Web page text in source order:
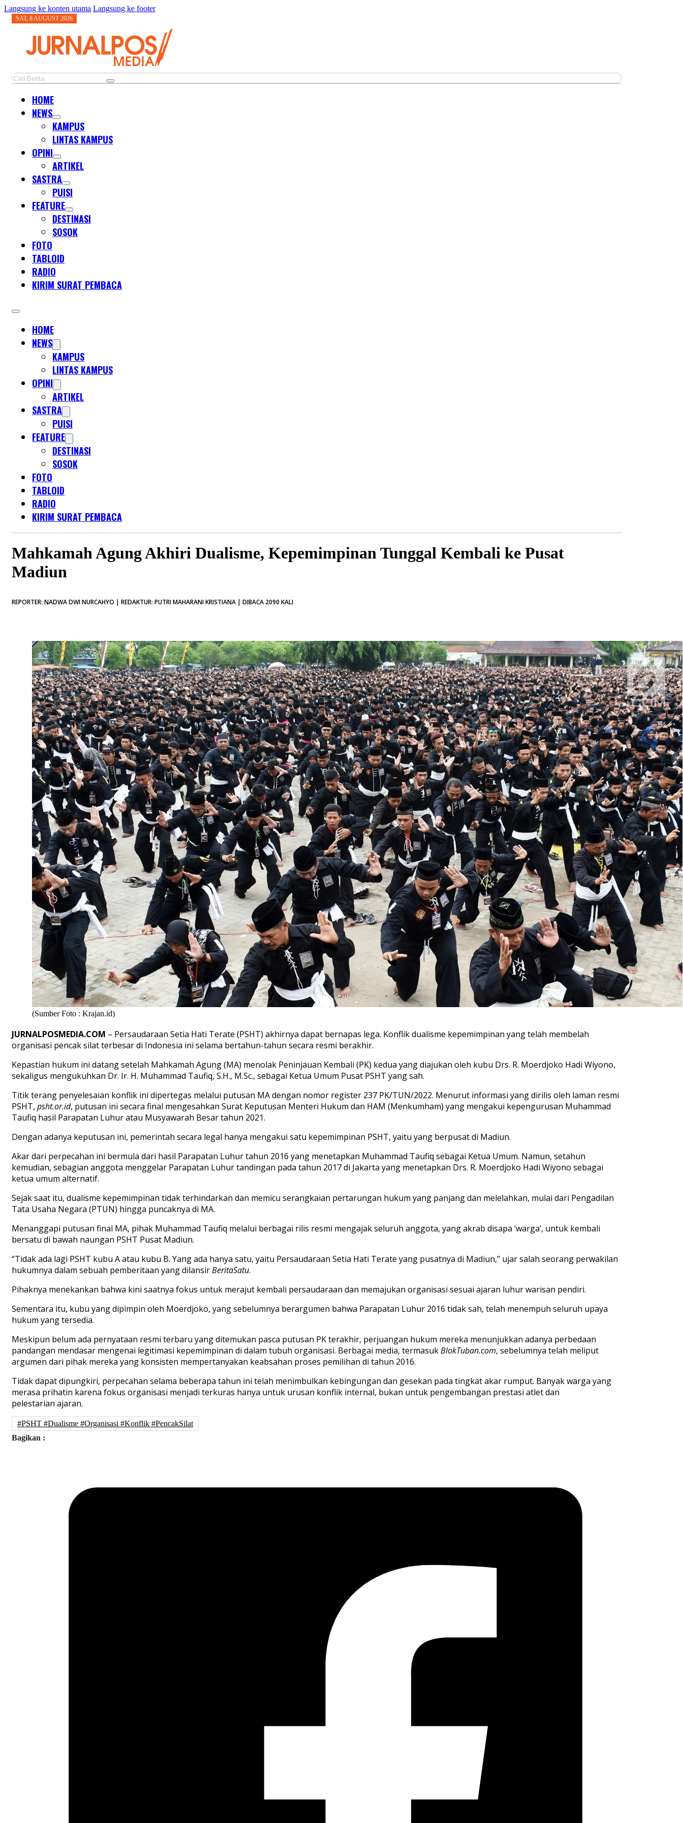
Langsung ke konten utama Langsung ke footer
SAT, 8 AUGUST 2026
Cari
HOME
NEWS
KAMPUS
LINTAS KAMPUS
OPINI
ARTIKEL
SASTRA
PUISI
FEATURE
DESTINASI
SOSOK
FOTO
TABLOID
RADIO
KIRIM SURAT PEMBACA
HOME
NEWS
KAMPUS
LINTAS KAMPUS
OPINI
ARTIKEL
SASTRA
PUISI
FEATURE
DESTINASI
SOSOK
FOTO
TABLOID
RADIO
KIRIM SURAT PEMBACA
Mahkamah Agung Akhiri Dualisme, Kepemimpinan Tunggal Kembali ke Pusat
Madiun
REPORTER: NADWA DWI NURCAHYO | REDAKTUR: PUTRI MAHARANI KRISTIANA | DIBACA 2090 KALI
(Sumber Foto : Krajan.id)
JURNALPOSMEDIA.COM – Persaudaraan Setia Hati Terate (PSHT) akhirnya dapat bernapas lega. Konflik dualisme kepemimpinan yang telah membelah
organisasi pencak silat terbesar di Indonesia ini selama bertahun-tahun secara resmi berakhir.
Kepastian hukum ini datang setelah Mahkamah Agung (MA) menolak Peninjauan Kembali (PK) kedua yang diajukan oleh kubu Drs. R. Moerdjoko Hadi Wiyono,
sekaligus mengukuhkan Dr. Ir. H. Muhammad Taufiq, S.H., M.Sc., sebagai Ketua Umum Pusat PSHT yang sah.
Titik terang penyelesaian konflik ini dipertegas melalui putusan MA dengan nomor register 237 PK/TUN/2022. Menurut informasi yang dirilis oleh laman resmi
PSHT, psht.or.id, putusan ini secara final mengesahkan Surat Keputusan Menteri Hukum dan HAM (Menkumham) yang mengakui kepengurusan Muhammad
Taufiq hasil Parapatan Luhur atau Musyawarah Besar tahun 2021.
Dengan adanya keputusan ini, pemerintah secara legal hanya mengakui satu kepemimpinan PSHT, yaitu yang berpusat di Madiun.
Akar dari perpecahan ini bermula dari hasil Parapatan Luhur tahun 2016 yang menetapkan Muhammad Taufiq sebagai Ketua Umum. Namun, setahun
kemudian, sebagian anggota menggelar Parapatan Luhur tandingan pada tahun 2017 di Jakarta yang menetapkan Drs. R. Moerdjoko Hadi Wiyono sebagai
ketua umum alternatif.
Sejak saat itu, dualisme kepemimpinan tidak terhindarkan dan memicu serangkaian pertarungan hukum yang panjang dan melelahkan, mulai dari Pengadilan
Tata Usaha Negara (PTUN) hingga puncaknya di MA.
Menanggapi putusan final MA, pihak Muhammad Taufiq melalui berbagai rilis resmi mengajak seluruh anggota, yang akrab disapa ‘warga’, untuk kembali
bersatu di bawah naungan PSHT Pusat Madiun.
“Tidak ada lagi PSHT kubu A atau kubu B. Yang ada hanya satu, yaitu Persaudaraan Setia Hati Terate yang pusatnya di Madiun,” ujar salah seorang perwakilan
hukumnya dalam sebuah pemberitaan yang dilansirBeritaSatu.
Pihaknya menekankan bahwa kini saatnya fokus untuk merajut kembali persaudaraan dan memajukan organisasi sesuai ajaran luhur warisan pendiri.
Sementara itu, kubu yang dipimpin oleh Moerdjoko, yang sebelumnya berargumen bahwa Parapatan Luhur 2016 tidak sah, telah menempuh seluruh upaya
hukum yang tersedia.
Meskipun belum ada pernyataan resmi terbaru yang ditemukan pasca putusan PK terakhir, perjuangan hukum mereka menunjukkan adanya perbedaan
pandangan mendasar mengenai legitimasi kepemimpinan di dalam tubuh organisasi. Berbagai media, termasukBlokTuban.com, sebelumnya telah meliput
argumen dari pihak mereka yang konsisten mempertanyakan keabsahan proses pemilihan di tahun 2016.
Tidak dapat dipungkiri, perpecahan selama beberapa tahun ini telah menimbulkan kebingungan dan gesekan pada tingkat akar rumput. Banyak warga yang
merasa prihatin karena fokus organisasi menjadi terkuras hanya untuk urusan konflik internal, bukan untuk pengembangan prestasi atlet dan
pelestarian ajaran.
#PSHT #Dualisme #Organisasi #Konflik #PencakSilat
Bagikan :